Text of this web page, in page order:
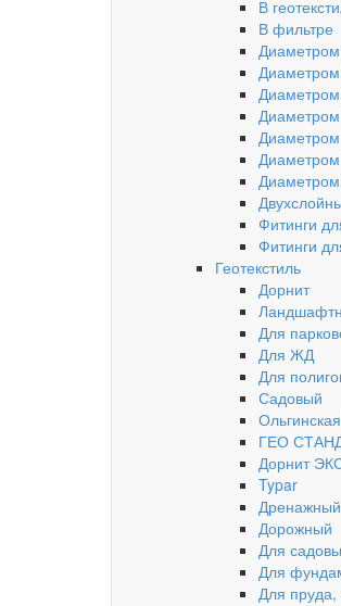
В
В фильтре
Фитинги
Фитинги
Геотекстиль
Дорнит
Для
Для ЖД
Для
Садовый
ГЕО
Дорнит
Typar
Дренажный
Дорожный
Для
Для
Для